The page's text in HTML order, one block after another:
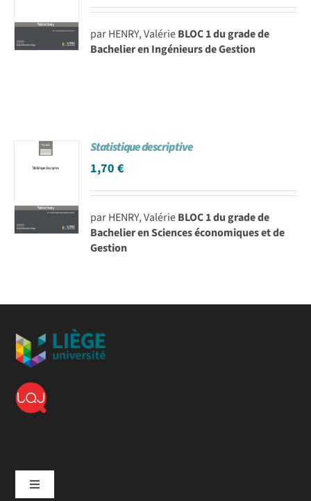
par HENRY, ValérieBLOC 1 du grade de
Bachelier en Ingénieurs de Gestion
Statistique descriptive
1,70€
par HENRY, ValérieBLOC 1 du grade de
Bachelier en Sciences économiques et de
Gestion
Toggle